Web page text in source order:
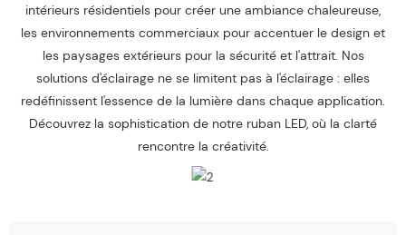
intérieurs résidentiels pour créer une ambiance chaleureuse,
les environnements commerciaux pour accentuer le design et
les paysages extérieurs pour la sécurité et l'attrait. Nos
solutions d'éclairage ne se limitent pas à l'éclairage : elles
redéfinissent l'essence de la lumière dans chaque application.
Découvrez la sophistication de notre ruban LED, où la clarté
rencontre la créativité.